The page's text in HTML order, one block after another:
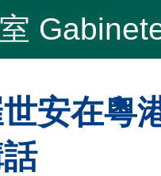
安在粵